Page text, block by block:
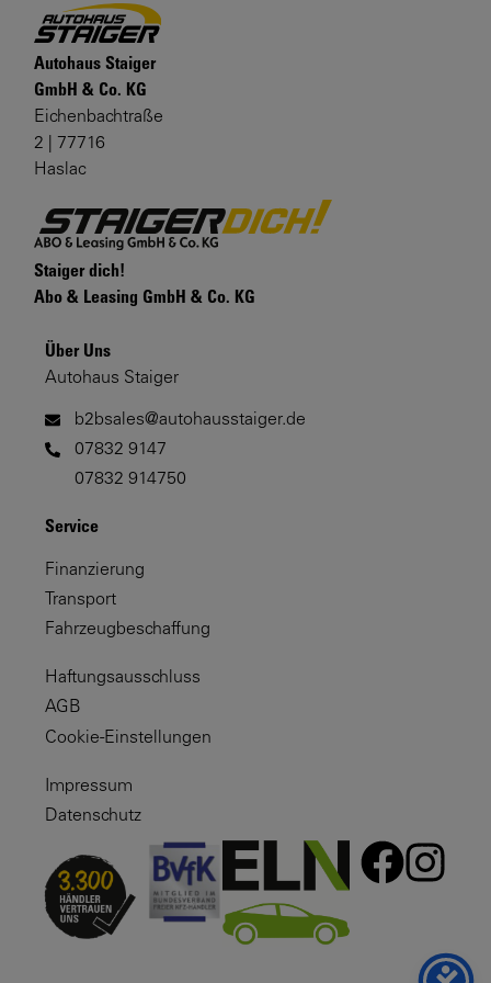
Über Uns
Autohaus Staiger
b2bsales@autohausstaiger.de
07832 9147
07832 914750
Service
Finanzierung
Transport
Fahrzeugbeschaffung
Haftungsausschluss
AGB
Cookie-Einstellungen
Impressum
Datenschutz
Autohaus Staiger
GmbH & Co. KG
Eichenbachtraße
2 | 77716
Haslac
Staiger dich!
Abo & Leasing GmbH & Co. KG